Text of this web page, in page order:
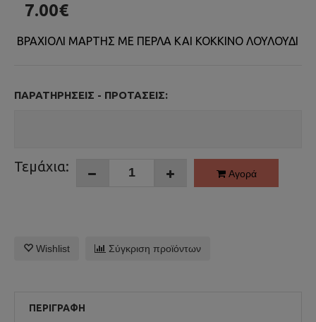
7.00€
ΒΡΑΧΙΟΛΙ ΜΑΡΤΗΣ ΜΕ ΠΕΡΛΑ ΚΑΙ ΚΟΚΚΙΝΟ ΛΟΥΛΟΥΔΙ
ΠΑΡΑΤΗΡΉΣΕΙΣ - ΠΡΟΤΆΣΕΙΣ:
Τεμάχια: Αγορά
Wishlist Σύγκριση προϊόντων
ΠΕΡΙΓΡΑΦΉ